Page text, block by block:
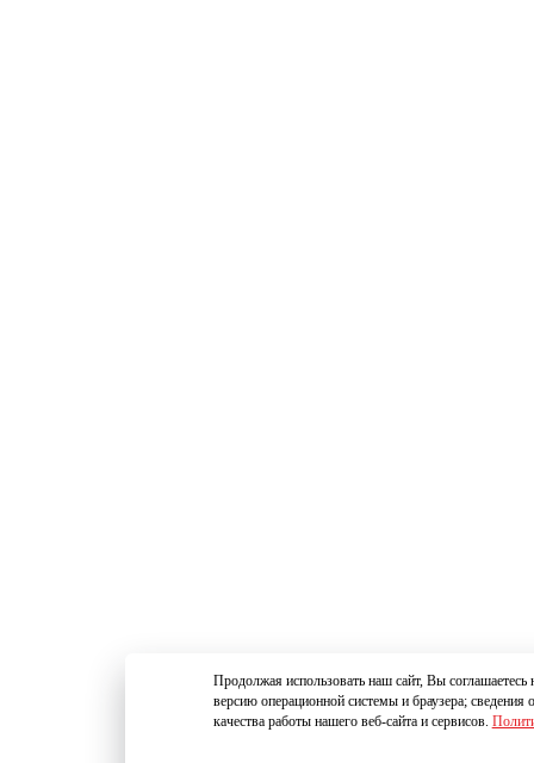
Продолжая использовать наш сайт, Вы
версию операционной системы и браузера;
качества работы нашего веб-сайта и сервисов.